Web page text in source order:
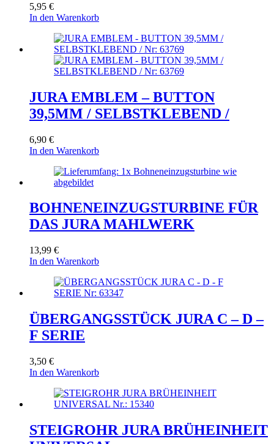
5,95 €
In den Warenkorb
JURA EMBLEM – BUTTON
39,5MM / SELBSTKLEBEND /
6,90 €
In den Warenkorb
BOHNENEINZUGSTURBINE FÜR
DAS JURA MAHLWERK
13,99 €
In den Warenkorb
ÜBERGANGSSTÜCK JURA C – D –
F SERIE
3,50 €
In den Warenkorb
STEIGROHR JURA BRÜHEINHEIT